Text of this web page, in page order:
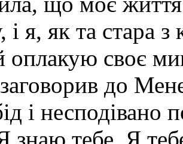
і я, як та стара
оплакую своє
до
і несподівано